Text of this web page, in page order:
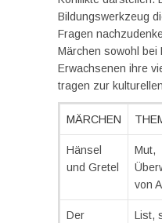
Bildungswerkzeug
Fragen
Märchen sowohl bei
Erwachsenen ihre
tragen zur
MÄRCHEN
Hänsel
und Gretel
Mut,
von
Der
List,